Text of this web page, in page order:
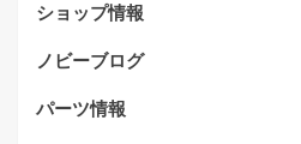
ショップ情報
ノビーブログ
パーツ情報